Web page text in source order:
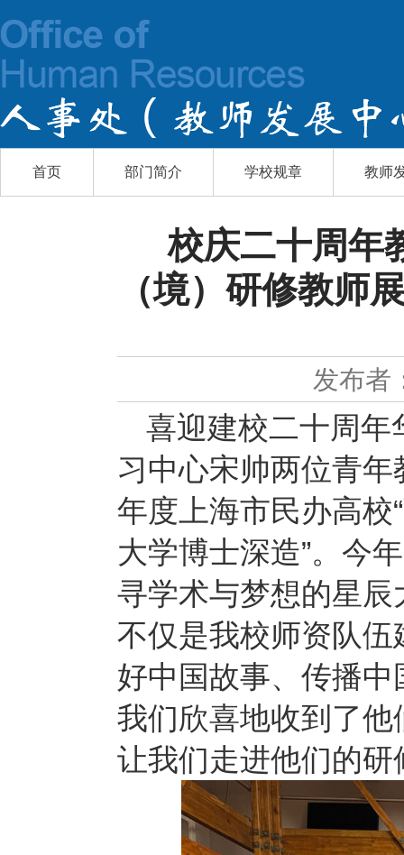
首页 部门简介 学校规章 教师
校庆二十周年
（境）研修教师
发布者
喜迎建校二十周年
习中心宋帅两位青
年度上海市民办高校
大学博士深造”。 今年
寻学术与梦想的星
不仅是我校师资队
好中国故事、传播
我们欣喜地收到了
让我们走进他们的